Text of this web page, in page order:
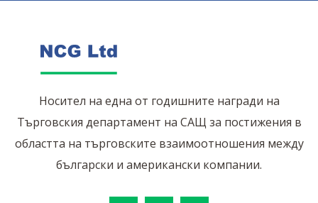
Носител на една от годишните награди на
Търговския департамент на САЩ за постижения в
областта на търговските взаимоотношения между
български и американски компании.